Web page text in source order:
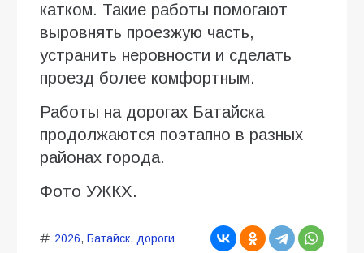
катком. Такие работы помогают
выровнять проезжую часть,
устранить неровности и сделать
проезд более комфортным.
Работы на дорогах Батайска
продолжаются поэтапно в разных
районах города.
Фото УЖКХ.
2026, Батайск, дороги